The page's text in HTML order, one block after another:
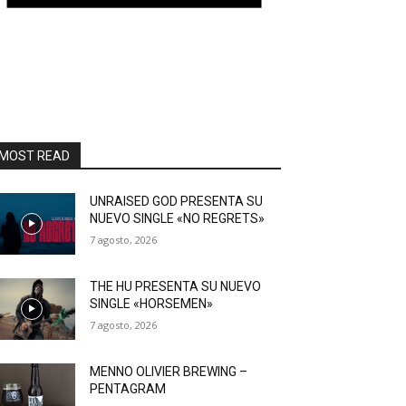
READ
UNRAISED GOD PRESENTA SU
NUEVO SINGLE «NO REGRETS»
7 agosto, 2026
THE HU PRESENTA SU NUEVO
SINGLE «HORSEMEN»
7 agosto, 2026
MENNO OLIVIER BREWING –
PENTAGRAM